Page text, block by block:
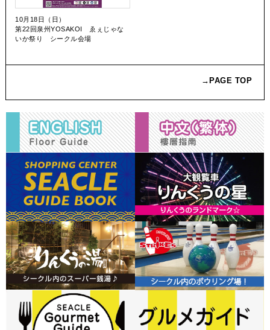
10月18日（日）
第22回泉州YOSAKOI ゑぇじゃな
いか祭り シークル会場
→PAGE TOP